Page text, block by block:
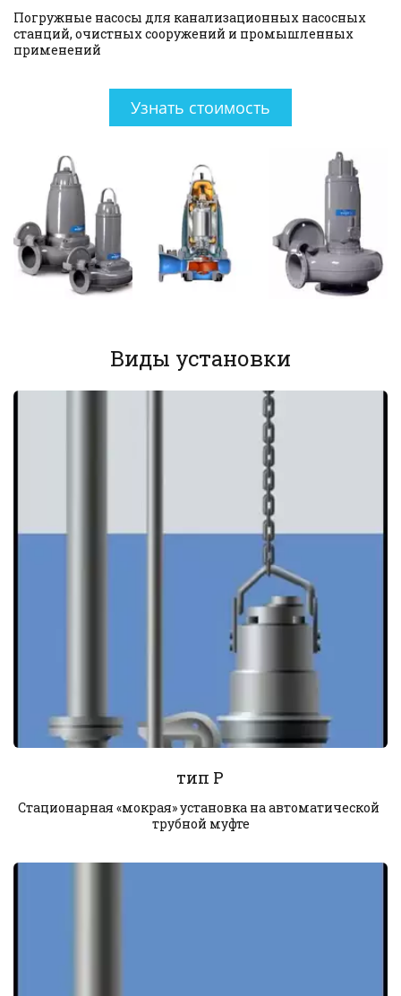
Погружные насосы для канализационных насосных
станций, очистных сооружений и промышленных
применений
Узнать стоимость
Виды установки
тип P
Стационарная «мокрая» установка на автоматической
трубной муфте